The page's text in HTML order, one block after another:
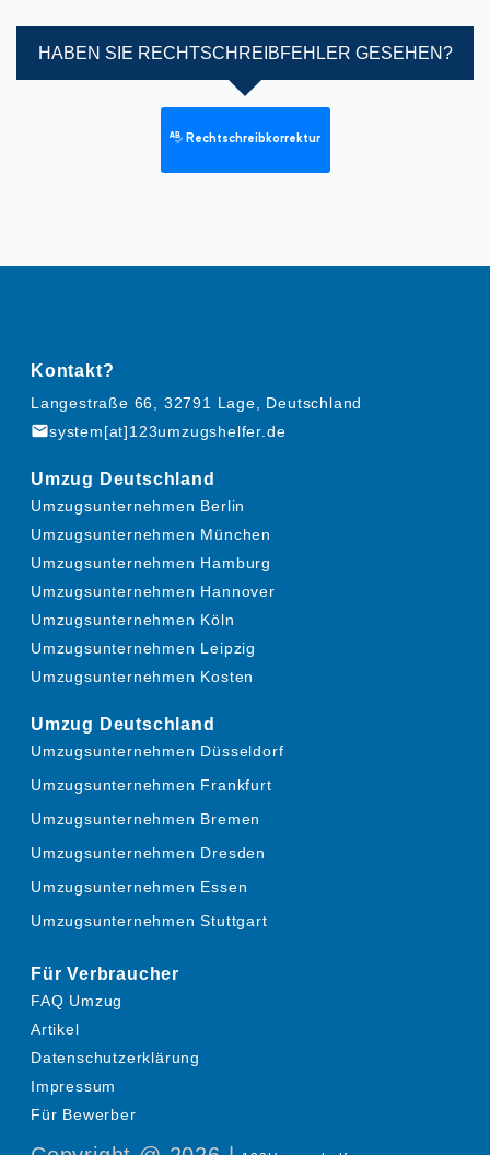
HABEN SIE RECHTSCHREIBFEHLER GESEHEN?
Rechtschreibkorrektur
Kontakt?
Langestraße 66, 32791 Lage, Deutschland
mailsystem[at]123umzugshelfer.de
Umzug Deutschland
Umzugsunternehmen Berlin
Umzugsunternehmen München
Umzugsunternehmen Hamburg
Umzugsunternehmen Hannover
Umzugsunternehmen Köln
Umzugsunternehmen Leipzig
Umzugsunternehmen Kosten
Umzug Deutschland
Umzugsunternehmen Düsseldorf
Umzugsunternehmen Frankfurt
Umzugsunternehmen Bremen
Umzugsunternehmen Dresden
Umzugsunternehmen Essen
Umzugsunternehmen Stuttgart
Für Verbraucher
FAQ Umzug
Artikel
Datenschutzerklärung
Impressum
Für Bewerber